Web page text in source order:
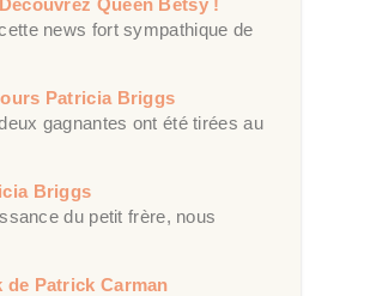
news fort sympathique de
Patricia Briggs
gagnantes ont été tirées au
Briggs
du petit frère, nous
de Patrick Carman